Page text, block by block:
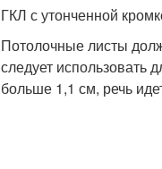
ГКЛ с утонченной
Потолочные листы
следует использовать
больше 1,1 см, речь